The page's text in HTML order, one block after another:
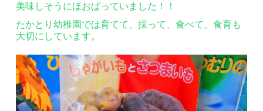
美味しそうにほおばっていました！！
たかとり幼稚園では育てて、採って、食べて、食育も
大切にしています。